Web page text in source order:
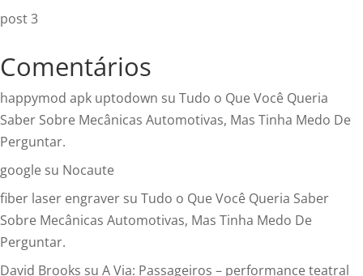
post 3
Comentários
happymod apk uptodown su Tudo o Que Você Queria
Saber Sobre Mecânicas Automotivas, Mas Tinha Medo De
Perguntar.
google su Nocaute
fiber laser engraver su Tudo o Que Você Queria Saber
Sobre Mecânicas Automotivas, Mas Tinha Medo De
Perguntar.
David Brooks su A Via: Passageiros – performance teatral